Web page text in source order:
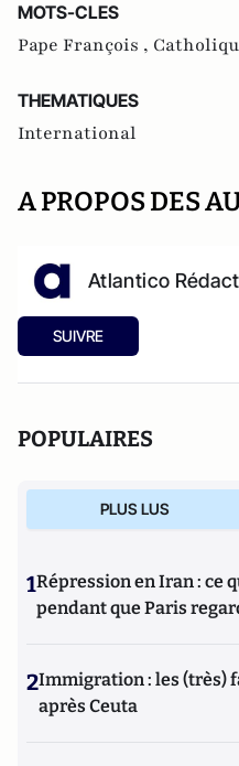
MOTS-CLES
Pape François ,
THEMATIQUES
International
A PROPOS DES
Atlantico
SUIVRE
POPULAIRES
PLUS LUS
1Répression en Iran : ce
pendant que Paris
2Immigration : les (très)
après Ceuta